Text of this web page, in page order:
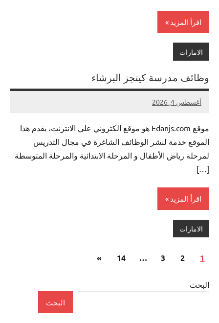
اقرأ المزيد
الامارات
وظائف مدرسة كينجز البرشاء
أغسطس 4, 2026
nazto
لا
تعليقات
موقع Edanjs.com هو موقع الكتروني علي الانترنت، يقدم هذا
الموقع خدمة لنشر الوظائف الشاغرة في مجال التدريس
لمرحلة رياض الأطفال و المرحلة الابتدائية والمرحلة المتوسطة
[…]
اقرأ المزيد
الامارات
تعدد
المقالات
1
2
3
…
14
المقالات
»
البحث
البحث